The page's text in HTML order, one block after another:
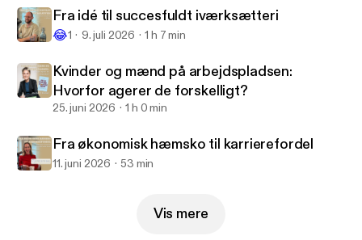
Fra idé til succesfuldt iværksætteri
😂1 9. juli 2026 1 h 7 min
Kvinder og mænd på arbejdspladsen:
Hvorfor agerer de forskelligt?
25. juni 2026 1 h 0 min
Fra økonomisk hæmsko til karrierefordel
11. juni 2026 53 min
Vis mere